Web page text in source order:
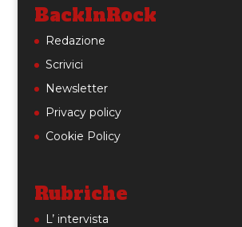
BackInRock
Redazione
Scrivici
Newsletter
Privacy policy
Cookie Policy
Rubriche
L’ intervista